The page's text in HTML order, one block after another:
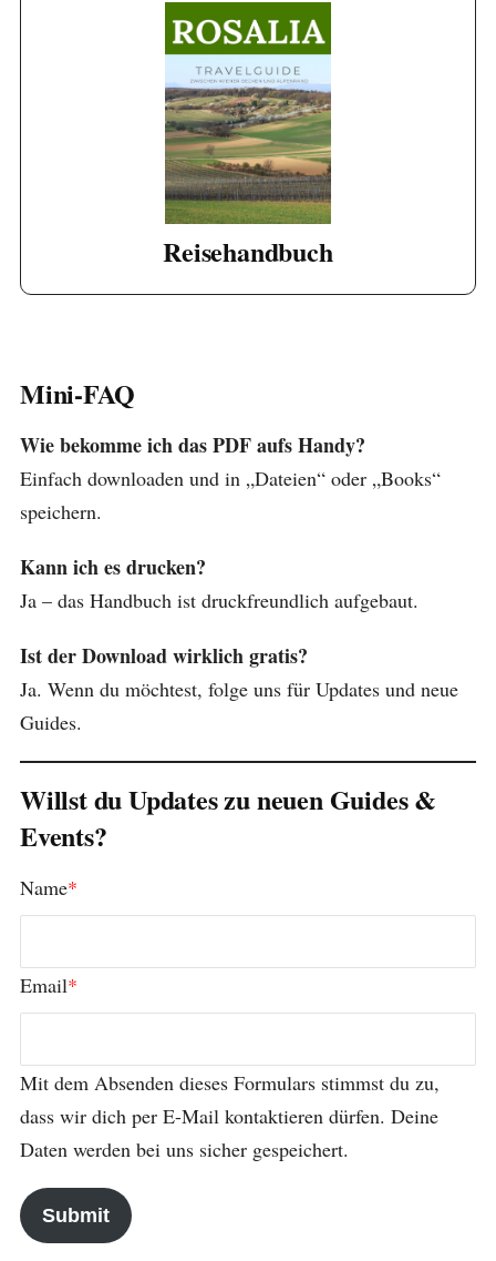
Reisehandbuch
Jetzt Reisehandbuch
herunterladen
Der Download startet sofort. Dateigröße:
ca. 15 MB.
Download
Mini-FAQ
Wie bekomme ich das PDF aufs Handy?
Einfach downloaden und in „Dateien“ oder „Books“
speichern.
Kann ich es drucken?
Ja – das Handbuch ist druckfreundlich aufgebaut.
Ist der Download wirklich gratis?
Ja. Wenn du möchtest, folge uns für Updates und neue
Guides.
Willst du Updates zu neuen Guides &
Events?
Name*
Email*
Mit dem Absenden dieses Formulars stimmst du zu,
dass wir dich per E-Mail kontaktieren dürfen. Deine
Daten werden bei uns sicher gespeichert.
Submit